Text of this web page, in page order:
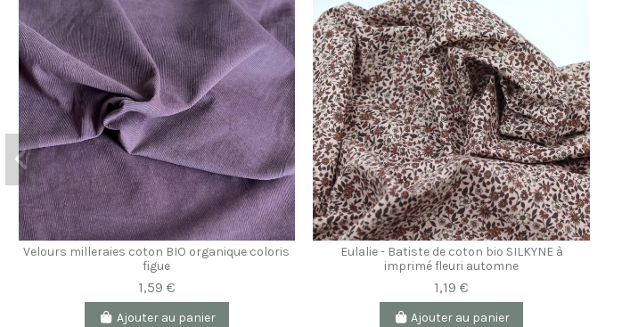
Velours milleraies coton BIO organique coloris
figue
1,59 €
Ajouter au panier
Eulalie - Batiste de coton bio SILKYNE à
imprimé fleuri automne
1,19 €
Ajouter au panier